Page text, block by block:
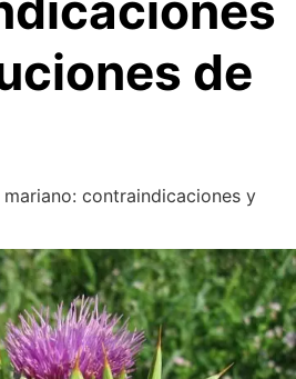
de
mariano: contraindicaciones y